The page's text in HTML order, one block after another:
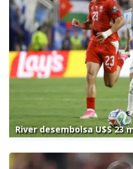
River desembolsa U$S 23